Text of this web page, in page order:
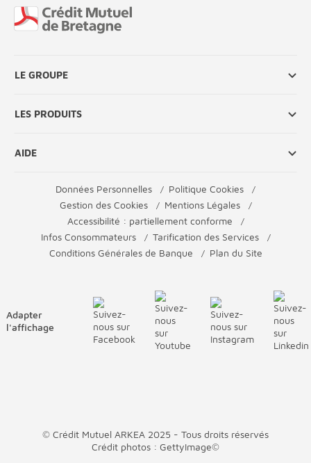
LE GROUPE
LES PRODUITS
AIDE
Données Personnelles
Politique Cookies
Gestion des Cookies
Mentions Légales
Accessibilité : partiellement conforme
Infos Consommateurs
Tarification des Services
Conditions Générales de Banque
Plan du Site
Adapter
l'affichage
© Crédit Mutuel ARKEA 2025 - Tous droits réservés
Crédit photos : GettyImage©
Fin de page